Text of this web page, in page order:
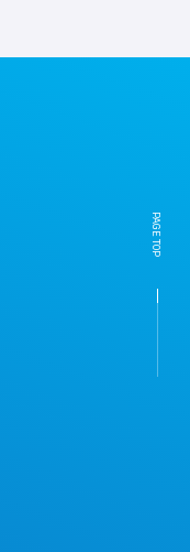
PAGE TOP